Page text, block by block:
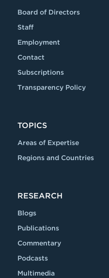
Board of Directors
Staff
Employment
Contact
Subscriptions
Transparency Policy
TOPICS
Areas of Expertise
Regions and Countries
RESEARCH
Blogs
Publications
Commentary
Podcasts
Multimedia